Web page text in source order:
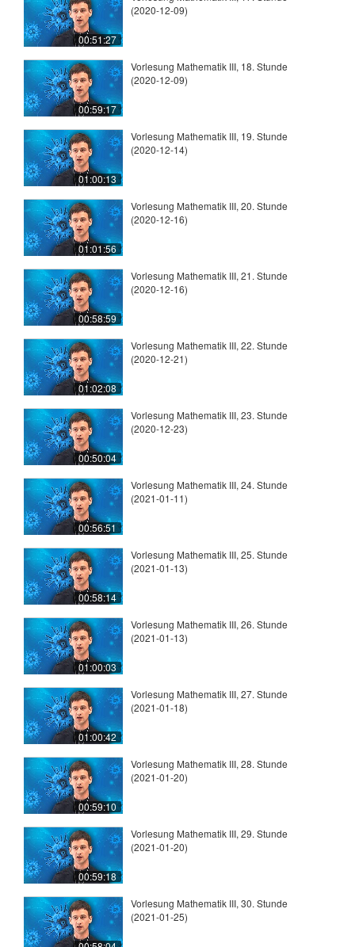
00:51:27
(2020-12-09)
00:59:17
Vorlesung Mathematik III, 18. Stunde
(2020-12-09)
01:00:13
Vorlesung Mathematik III, 19. Stunde
(2020-12-14)
01:01:56
Vorlesung Mathematik III, 20. Stunde
(2020-12-16)
00:58:59
Vorlesung Mathematik III, 21. Stunde
(2020-12-16)
01:02:08
Vorlesung Mathematik III, 22. Stunde
(2020-12-21)
00:50:04
Vorlesung Mathematik III, 23. Stunde
(2020-12-23)
00:56:51
Vorlesung Mathematik III, 24. Stunde
(2021-01-11)
00:58:14
Vorlesung Mathematik III, 25. Stunde
(2021-01-13)
01:00:03
Vorlesung Mathematik III, 26. Stunde
(2021-01-13)
01:00:42
Vorlesung Mathematik III, 27. Stunde
(2021-01-18)
00:59:10
Vorlesung Mathematik III, 28. Stunde
(2021-01-20)
00:59:18
Vorlesung Mathematik III, 29. Stunde
(2021-01-20)
Vorlesung Mathematik III, 30. Stunde
(2021-01-25)